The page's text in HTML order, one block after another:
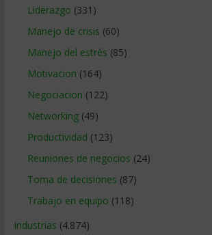
Liderazgo (331)
Manejo de crisis (60)
Manejo del estrés (85)
Motivacion (164)
Negociacion (122)
Networking(49)
Productividad (123)
Reuniones de negocios (24)
Toma de decisiones (87)
Trabajo en equipo (118)
Industrias (4.874)